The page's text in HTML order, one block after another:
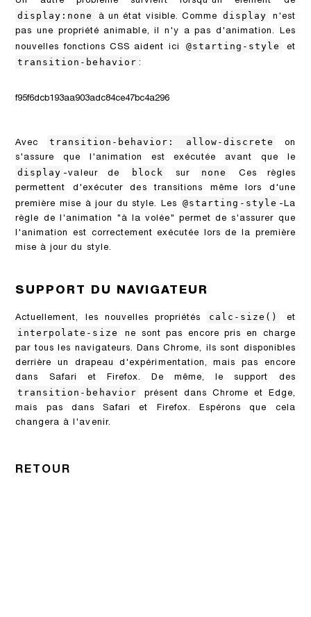
display:none à un état visible. Comme display
n'est
pas une propriété animable, il n'y a pas d'animation. Les
nouvelles fonctions CSS aident ici
@starting-style et
transition-behavior :
f95f6dcb193aa903adc84ce47bc4a296
Avec transition-behavior: allow-discrete
on
s'assure que l'animation est exécutée avant que le
display -valeur de block sur none
Ces règles
permettent d'exécuter des transitions même lors d'une
première mise à jour du style. Les
@starting-style -La
règle de l'animation "à la volée" permet de s'assurer que
l'animation est correctement exécutée lors de la première
mise à jour du style.
SUPPORT DU NAVIGATEUR
Actuellement, les nouvelles propriétés calc-size() et
interpolate-size
ne sont pas encore pris en charge
par tous les navigateurs. Dans Chrome, ils sont disponibles
derrière un drapeau d'expérimentation, mais pas encore
dans Safari et Firefox. De même, le support des
transition-behavior
présent dans Chrome et Edge,
mais pas dans Safari et Firefox. Espérons que cela
changera à l'avenir.
RETOUR